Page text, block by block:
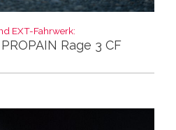
EXT-Fahrwerk:
Rage 3 CF